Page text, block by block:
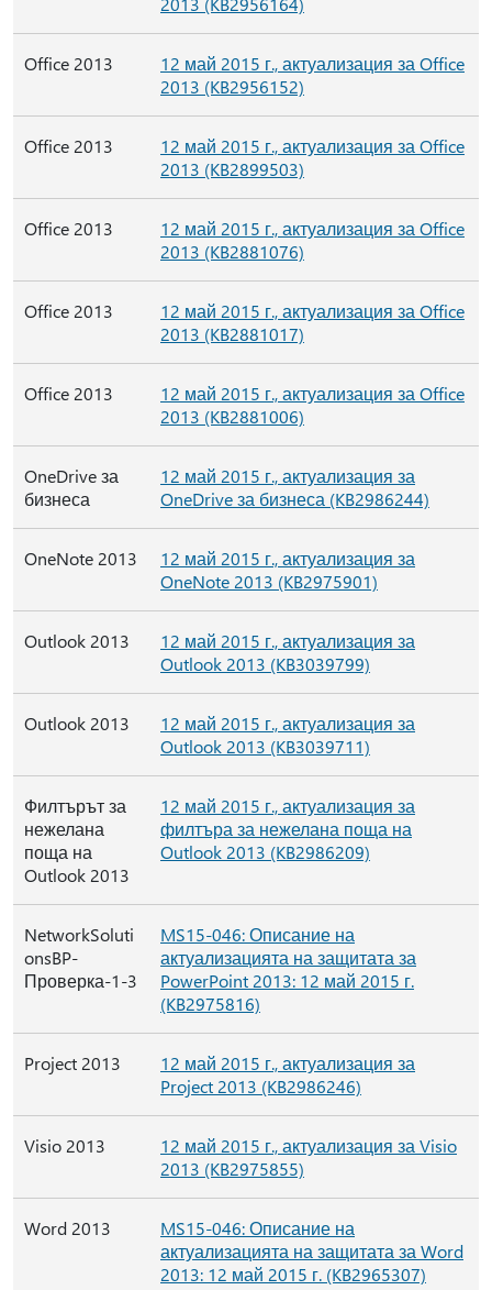
Office 2013
12 май 2015 г., актуализация за Office
2013 (KB2956152)
Office 2013
12 май 2015 г., актуализация за Office
2013 (KB2899503)
Office 2013
12 май 2015 г., актуализация за Office
2013 (KB2881076)
Office 2013
12 май 2015 г., актуализация за Office
2013 (KB2881017)
Office 2013
12 май 2015 г., актуализация за Office
2013 (KB2881006)
OneDrive за
бизнеса
12 май 2015 г., актуализация за
OneDrive за бизнеса (KB2986244)
OneNote 2013
12 май 2015 г., актуализация за
OneNote 2013 (KB2975901)
Outlook 2013
12 май 2015 г., актуализация за
Outlook 2013 (KB3039799)
Outlook 2013
12 май 2015 г., актуализация за
Outlook 2013 (KB3039711)
Филтърът за
нежелана
поща на
Outlook 2013
12 май 2015 г., актуализация за
филтъра за нежелана поща на
Outlook 2013 (KB2986209)
NetworkSoluti
onsBP-
Проверка-1-3
MS15-046: Описание на
актуализацията на защитата за
PowerPoint 2013: 12 май 2015 г.
(KB2975816)
Project 2013
12 май 2015 г., актуализация за
Project 2013 (KB2986246)
Visio 2013
12 май 2015 г., актуализация за Visio
2013 (KB2975855)
Word 2013
MS15-046: Описание на
актуализацията на защитата за Word
2013: 12 май 2015 г. (KB2965307)